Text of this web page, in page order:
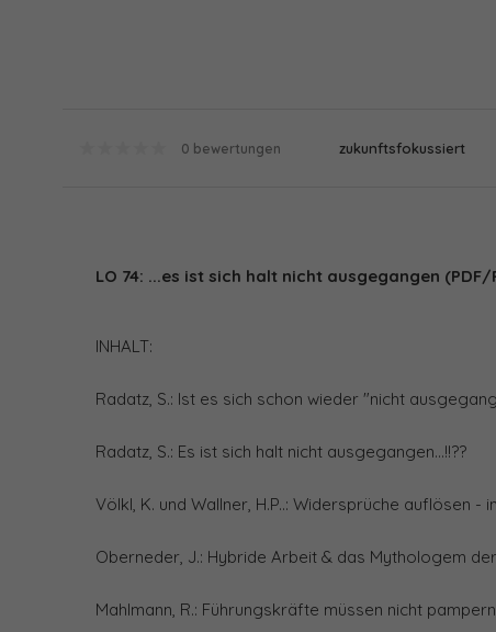
0 bewertungen zukunftsfokussiert
LO 74: ...es ist sich halt nicht ausgegangen
INHALT:
Radatz, S.: Ist es sich schon wieder "nicht
Radatz, S.: Es ist sich halt nicht ausgegangen...!!??
Völkl, K. und Wallner, H.P..: Widersprüche auflösen -
Oberneder, J.: Hybride Arbeit & das Mythologem
Mahlmann, R.: Führungskräfte müssen nicht pampern